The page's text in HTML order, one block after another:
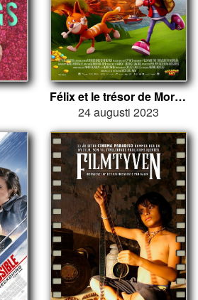
Félix et le trésor de Morgäa
24 augusti 2023